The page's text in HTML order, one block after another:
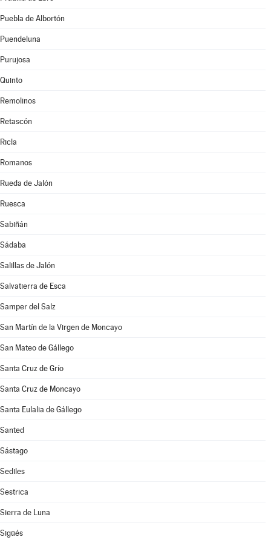
Puebla de Albortón
Puendeluna
Purujosa
Quinto
Remolinos
Retascón
Ricla
Romanos
Rueda de Jalón
Ruesca
Sabiñán
Sádaba
Salillas de Jalón
Salvatierra de Esca
Samper del Salz
San Martín de la Virgen de Moncayo
San Mateo de Gállego
Santa Cruz de Grío
Santa Cruz de Moncayo
Santa Eulalia de Gállego
Santed
Sástago
Sediles
Sestrica
Sierra de Luna
Sigüés